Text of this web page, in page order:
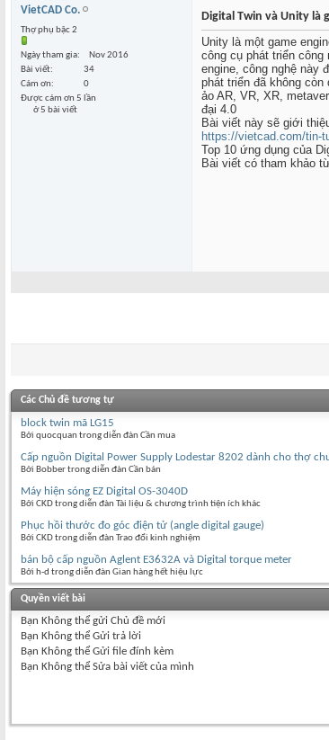
VietCAD Co.
Thợ phụ bậc 2
Ngày tham gia
Nov 2016
Bài viết
34
Cám ơn
0
Được cám ơn 5 lần
ở 5 bài viết
Digital Twin và Unity là
Unity là một game
công cụ phát triển
engine, công nghệ này
phát triển đã không
ảo AR, VR, XR,
đại 4.0
Bài viết này sẽ giới
https://vietcad.com/tin-
Top 10 ứng dụng của
Bài viết có tham khảo
Các Chủ đề tương tự
block twin mã LG15
Bởi quocquan trong diễn đàn Cần mua
Cấp nguồn Digital Power Supply Lodestar 8202 dành cho thợ
Bởi Bobber trong diễn đàn Cần bán
Máy hiện sóng EZ Digital OS-3040D
Bởi CKD trong diễn đàn Tài liệu & chương trình tiện ích khác
Phục hồi thước đo góc điện tử (angle digital gauge)
Bởi CKD trong diễn đàn Trao đổi kinh nghiệm
bán bộ cấp nguồn Aglent E3632A và Digital torque meter
Bởi h-d trong diễn đàn Gian hàng hết hiệu lực
Quyền viết bài
Bạn Không thể gửi Chủ đề mới
Bạn Không thể Gửi trả lời
Bạn Không thể Gửi file đính kèm
Bạn Không thể Sửa bài viết của mình